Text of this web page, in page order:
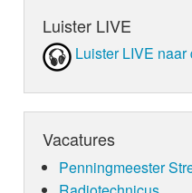
Luister LIVE
Luister LIVE naar
Vacatures
Penningmeester